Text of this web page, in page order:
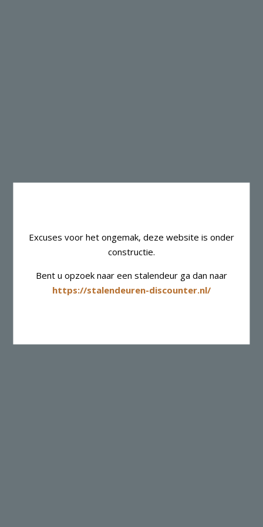
Excuses voor het ongemak, deze website is onder
constructie.
Bent u opzoek naar een stalendeur ga dan naar
https://stalendeuren-discounter.nl/